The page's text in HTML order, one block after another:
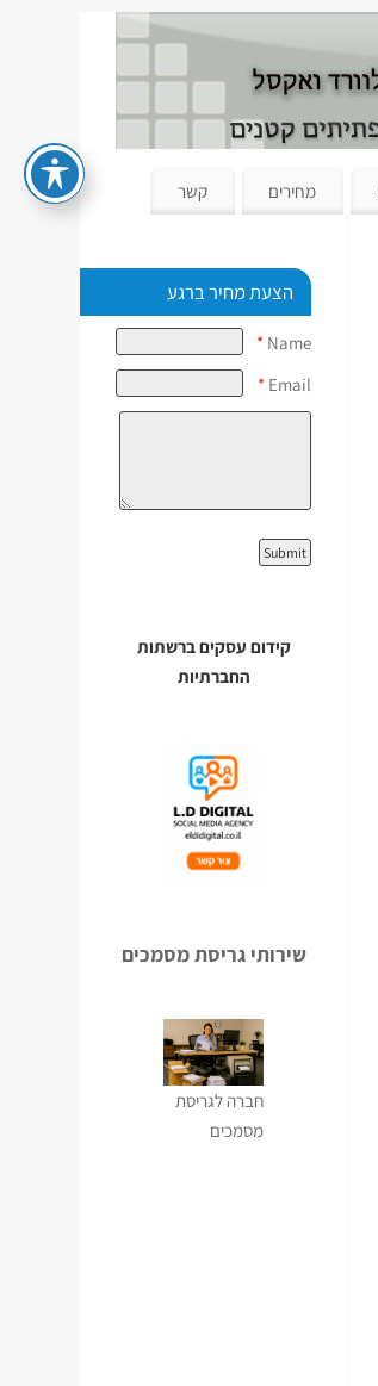
מחירים קשר
הצעת מחיר ברגע
Name
*
Email
*
קידום עסקים ברשתות
החברתיות
שירותי גריסת מסמכים
חברה לגריסת
מסמכים